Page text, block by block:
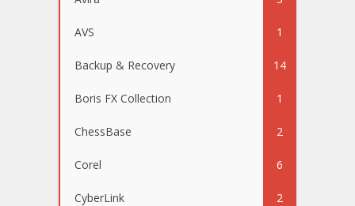
AVS 1
Backup & Recovery 14
Boris FX Collection 1
ChessBase 2
Corel 6
CyberLink 2